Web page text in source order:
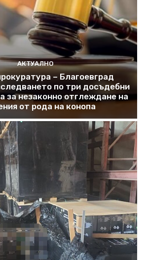
АКТУАЛНО
– Благоевград
по три досъдебни
за незаконно отглеждане на
от рода на конопа